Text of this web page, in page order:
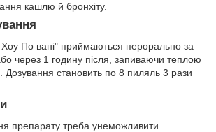
кашлю й бронхіту.
По вані" приймаються перорально за
через 1 годину після, запиваючи теплою
становить по 8 пиляль 3 рази
препарату треба унеможливити